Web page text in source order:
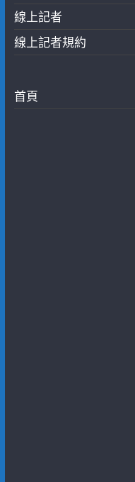
線上記者
線上記者規約
首頁